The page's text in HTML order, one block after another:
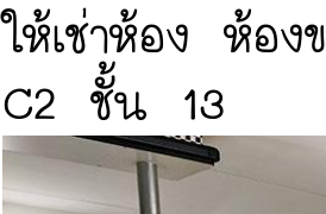
ให้เช่าห้อง ห้อ
C2 ชั้น 13